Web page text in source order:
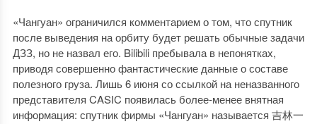
«Чангуан» ограничился комментарием о том, что спутник
после выведения на орбиту будет решать обычные задачи
ДЗЗ, но не назвал его. Bilibili пребывала в непонятках,
приводя совершенно фантастические данные о составе
полезного груза. Лишь 6 июня со ссылкой на неназванного
представителя CASIC появилась более-менее внятная
информация: спутник фирмы «Чангуан» называется 吉林一